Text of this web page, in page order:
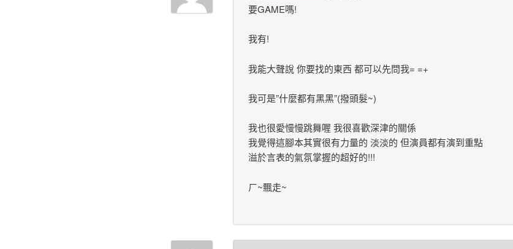
要GAME嗎!
我有!
我能大聲說 你要找的東西 都可以先問我= =+
我可是”什麼都有黑黑”(撥頭髮~)
我也很愛慢慢跳舞喔 我很喜歡深津的關係
我覺得這腳本其實很有力量的 淡淡的 但演員都有演到重點
溢於言表的氣氛掌握的超好的!!!
ㄏ~飄走~